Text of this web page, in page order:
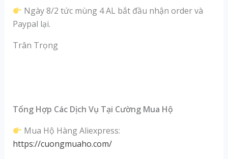
Ngày 8/2 tức mùng 4 AL bắt đầu nhận order và
Paypal lại.
Trân Trọng
Tổng Hợp Các Dịch Vụ Tại Cường Mua Hộ
Mua Hộ Hàng Aliexpress:
https://cuongmuaho.com/